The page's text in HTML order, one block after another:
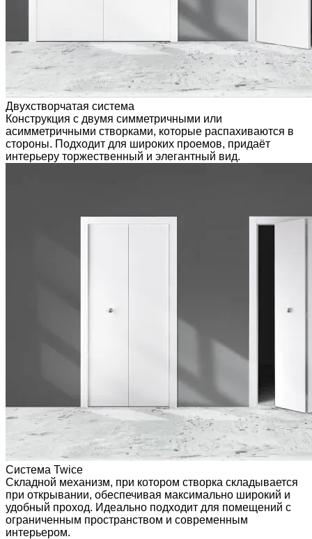
Двухстворчатая система
Конструкция с двумя симметричными или
асимметричными створками, которые распахиваются в
стороны. Подходит для широких проемов, придаёт
интерьеру торжественный и элегантный вид.
Система Twice
Складной механизм, при котором створка складывается
при открывании, обеспечивая максимально широкий и
удобный проход. Идеально подходит для помещений с
ограниченным пространством и современным
интерьером.